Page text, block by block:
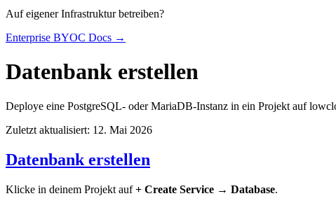
Auf eigener Infrastruktur betreiben?
Enterprise BYOC Docs →
Datenbank erstellen
Deploye eine PostgreSQL- oder MariaDB-Instanz in ein Projekt auf
Zuletzt aktualisiert: 12. Mai 2026
Datenbank erstellen
Klicke in deinem Projekt auf+ Create Service → Database.